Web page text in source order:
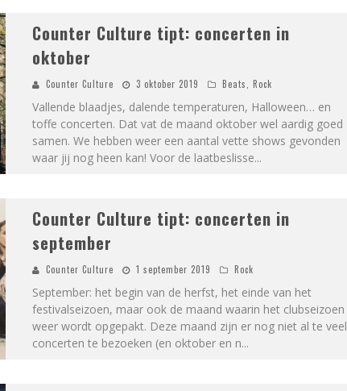
Counter Culture tipt: concerten in
oktober
Counter Culture 3 oktober 2019 Beats Rock
Vallende blaadjes, dalende temperaturen, Halloween… en
toffe concerten. Dat vat de maand oktober wel aardig goed
samen. We hebben weer een aantal vette shows gevonden
waar jij nog heen kan! Voor de laatbeslisse...
Counter Culture tipt: concerten in
september
Counter Culture 1 september 2019 Rock
September: het begin van de herfst, het einde van het
festivalseizoen, maar ook de maand waarin het clubseizoen
weer wordt opgepakt. Deze maand zijn er nog niet al te veel
concerten te bezoeken (en oktober en n...